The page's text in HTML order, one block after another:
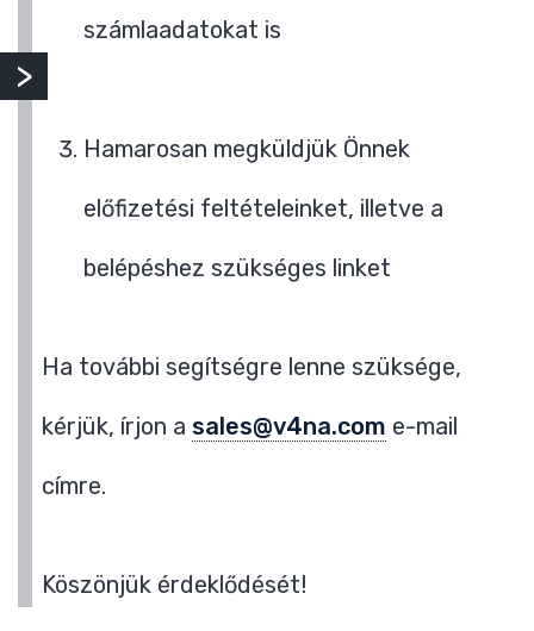
számlaadatokat is
Hamarosan megküldjük Önnek
előfizetési feltételeinket, illetve a
belépéshez szükséges linket
Ha további segítségre lenne szüksége,
kérjük, írjon a sales@v4na.com e-mail
címre.
Köszönjük érdeklődését!